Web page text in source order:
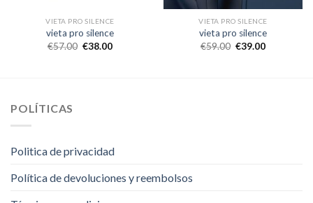
VIETA PRO SILENCE
vieta pro silence
€57.00 €38.00
VIETA PRO SILENCE
vieta pro silence
€59.00 €39.00
POLÍTICAS
Politica de privacidad
Política de devoluciones y reembolsos